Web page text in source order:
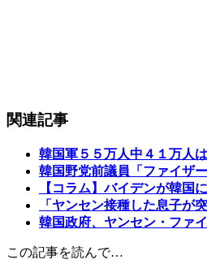
関連記事
韓国軍５５万人中４１万人
韓国野党前議員「ファイザ
【コラム】バイデンが韓国
「ヤンセン接種した息子が
韓国政府、ヤンセン・ファ
この記事を読んで…